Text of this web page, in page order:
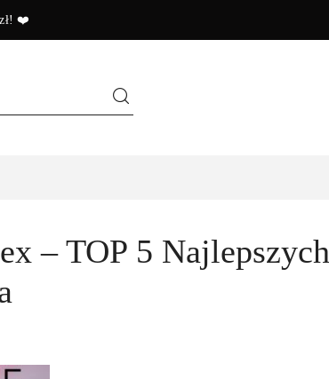
zł! ❤️
– TOP 5 Najlepszych